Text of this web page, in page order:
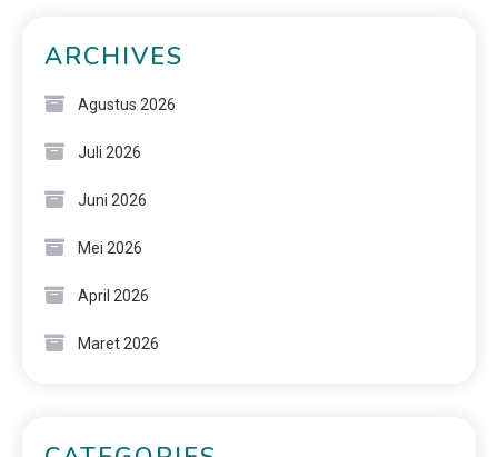
ARCHIVES
Agustus 2026
Juli 2026
Juni 2026
Mei 2026
April 2026
Maret 2026